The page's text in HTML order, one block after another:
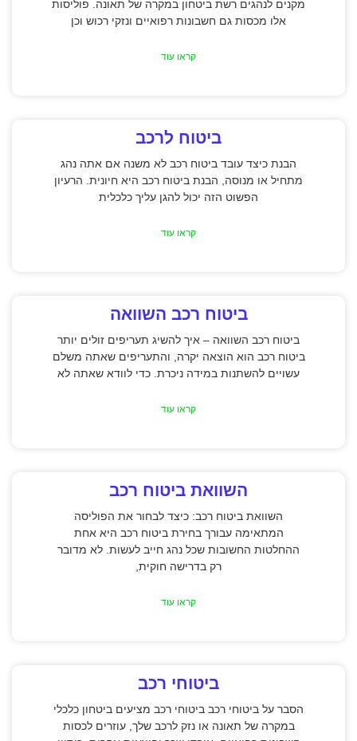
מקנים לנהגים רשת ביטחון במקרה של תאונה. פוליסות
אלו מכסות גם חשבונות רפואיים ונזקי רכוש וכן
קראו עוד
ביטוח לרכב
הבנת כיצד עובד ביטוח רכב לא משנה אם אתה נהג
מתחיל או מנוסה, הבנת ביטוח רכב היא חיונית. הרעיון
הפשוט הזה יכול להגן עליך כלכלית
קראו עוד
ביטוח רכב השוואה
ביטוח רכב השוואה – איך להשיג תעריפים זולים יותר
ביטוח רכב הוא הוצאה יקרה, והתעריפים שאתה משלם
עשויים להשתנות במידה ניכרת. כדי לוודא שאתה לא
קראו עוד
השוואת ביטוח רכב
השוואת ביטוח רכב: כיצד לבחור את הפוליסה
המתאימה עבורך בחירת ביטוח רכב היא אחת
ההחלטות החשובות שכל נהג חייב לעשות. לא מדובר
רק בדרישה חוקית,
קראו עוד
ביטוחי רכב
הסבר על ביטוחי רכב ביטוחי רכב מציעים ביטחון כלכלי
במקרה של תאונה או נזק לרכב שלך, עוזרים לכסות